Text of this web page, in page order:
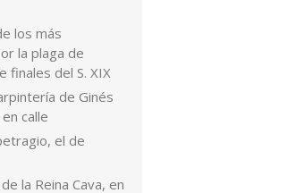
los más
la plaga de
finales del S. XIX
de Ginés
calle
el de
la Reina Cava, en